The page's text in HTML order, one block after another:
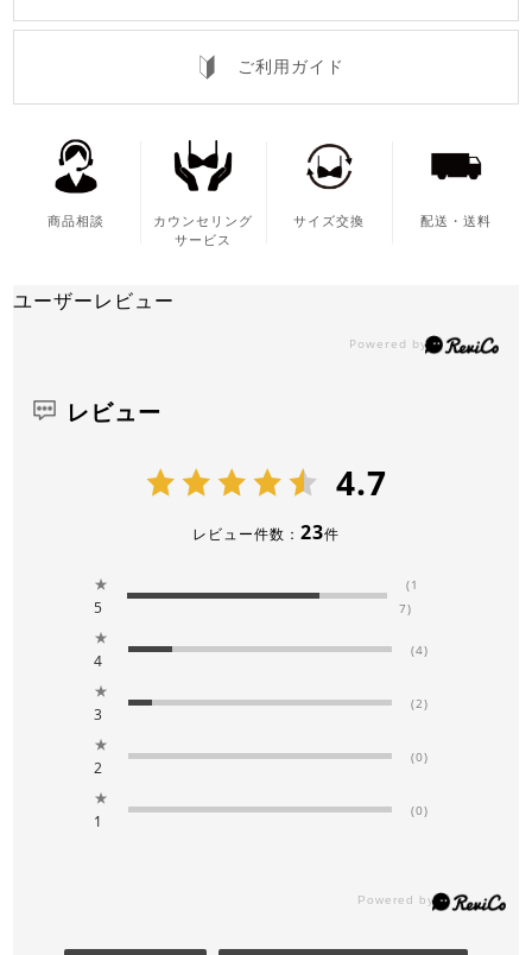
ご利用ガイド
商品相談
カウンセリング
サービス
サイズ交換 配送・送料
ユーザーレビュー
レビュー
4.7
レビュー件数： 23件
★
5
(1
7)
★
4
(4)
★
3
(2)
★
2
(0)
★
1
(0)